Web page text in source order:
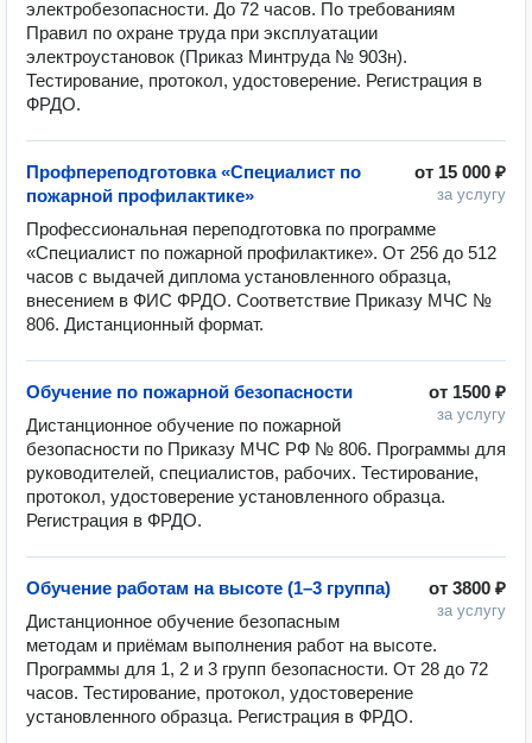
электробезопасности. До 72 часов. По требованиям
Правил по охране труда при эксплуатации
электроустановок (Приказ Минтруда № 903н).
Тестирование, протокол, удостоверение. Регистрация в
ФРДО.
от 15 000 ₽
за услугу
Профпереподготовка «Специалист по
пожарной профилактике»
Профессиональная переподготовка по программе
«Специалист по пожарной профилактике». От 256 до 512
часов с выдачей диплома установленного образца,
внесением в ФИС ФРДО. Соответствие Приказу МЧС №
806. Дистанционный формат.
от 1500 ₽
за услугу
Обучение по пожарной безопасности
Дистанционное обучение по пожарной
безопасности по Приказу МЧС РФ № 806. Программы для
руководителей, специалистов, рабочих. Тестирование,
протокол, удостоверение установленного образца.
Регистрация в ФРДО.
от 3800 ₽
за услугу
Обучение работам на высоте (1–3 группа)
Дистанционное обучение безопасным
методам и приёмам выполнения работ на высоте.
Программы для 1, 2 и 3 групп безопасности. От 28 до 72
часов. Тестирование, протокол, удостоверение
установленного образца. Регистрация в ФРДО.